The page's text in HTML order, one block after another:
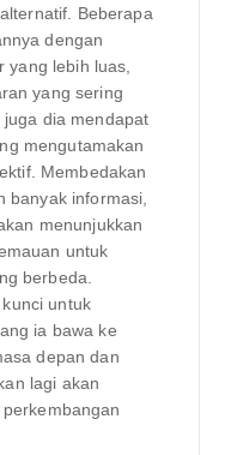
Beberapa
dengan
yang lebih luas,
yang sering
dia mendapat
mengutamakan
Membedakan
banyak informasi,
menunjukkan
untuk
berbeda.
untuk
ia bawa ke
depan dan
lagi akan